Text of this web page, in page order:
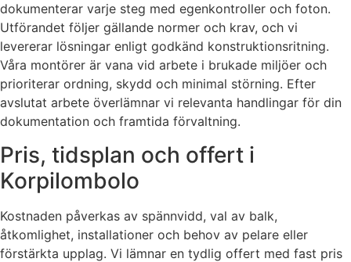
dokumenterar varje steg med egenkontroller och foton.
Utförandet följer gällande normer och krav, och vi
levererar lösningar enligt godkänd konstruktionsritning.
Våra montörer är vana vid arbete i brukade miljöer och
prioriterar ordning, skydd och minimal störning. Efter
avslutat arbete överlämnar vi relevanta handlingar för din
dokumentation och framtida förvaltning.
Pris, tidsplan och offert i
Korpilombolo
Kostnaden påverkas av spännvidd, val av balk,
åtkomlighet, installationer och behov av pelare eller
förstärkta upplag. Vi lämnar en tydlig offert med fast pris